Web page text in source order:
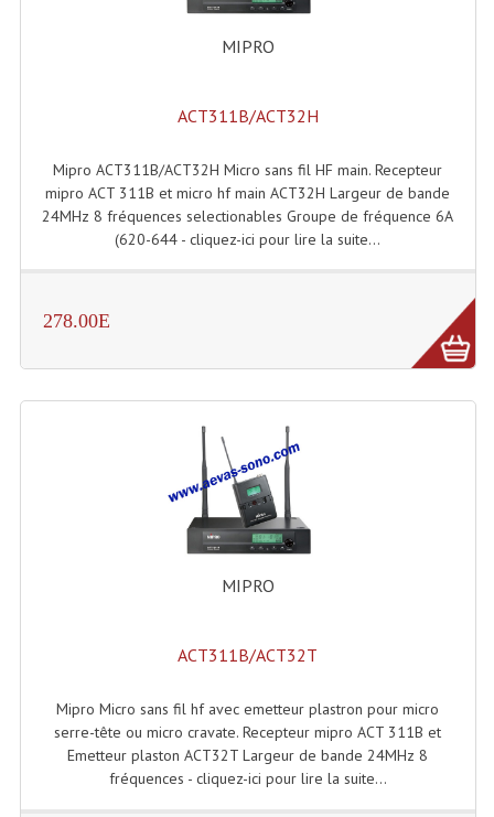
MIPRO
ACT311B/ACT32H
Mipro ACT311B/ACT32H Micro sans fil HF main. Recepteur
mipro ACT 311B et micro hf main ACT32H Largeur de bande
24MHz 8 fréquences selectionables Groupe de fréquence 6A
(620-644 - cliquez-ici pour lire la suite...
278.00E
MIPRO
ACT311B/ACT32T
Mipro Micro sans fil hf avec emetteur plastron pour micro
serre-tête ou micro cravate. Recepteur mipro ACT 311B et
Emetteur plaston ACT32T Largeur de bande 24MHz 8
fréquences - cliquez-ici pour lire la suite...